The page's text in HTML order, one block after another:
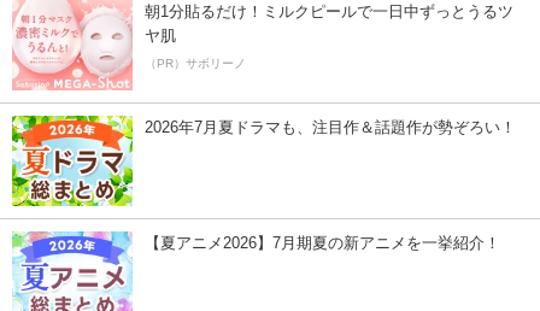
朝1分貼るだけ！ミルクピールで一日中ずっとうるツ
ヤ肌
（PR）サボリーノ
2026年7月夏ドラマも、注目作＆話題作が勢ぞろい！
【夏アニメ2026】7月期夏の新アニメを一挙紹介！